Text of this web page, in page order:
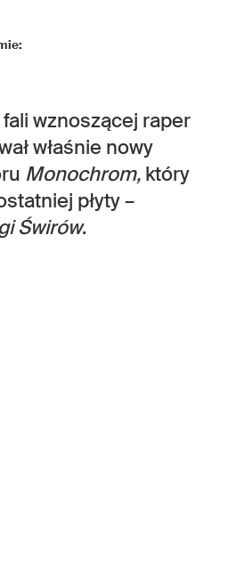
wznoszącej raper
właśnie nowy
Monochrom, który
płyty –
Świrów.